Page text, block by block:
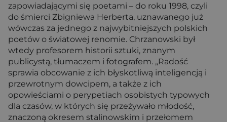
zapowiadającymi się poetami – do roku 1998, czyli
do śmierci Zbigniewa Herberta, uznawanego już
wówczas za jednego z najwybitniejszych polskich
poetów o światowej renomie. Chrzanowski był
wtedy profesorem historii sztuki, znanym
publicystą, tłumaczem i fotografem. „Radość
sprawia obcowanie z ich błyskotliwą inteligencją i
przewrotnym dowcipem, a także z ich
opowieściami o perypetiach osobistych typowych
dla czasów, w których się przeżywało młodość,
znaczoną okresem stalinowskim i przełomem